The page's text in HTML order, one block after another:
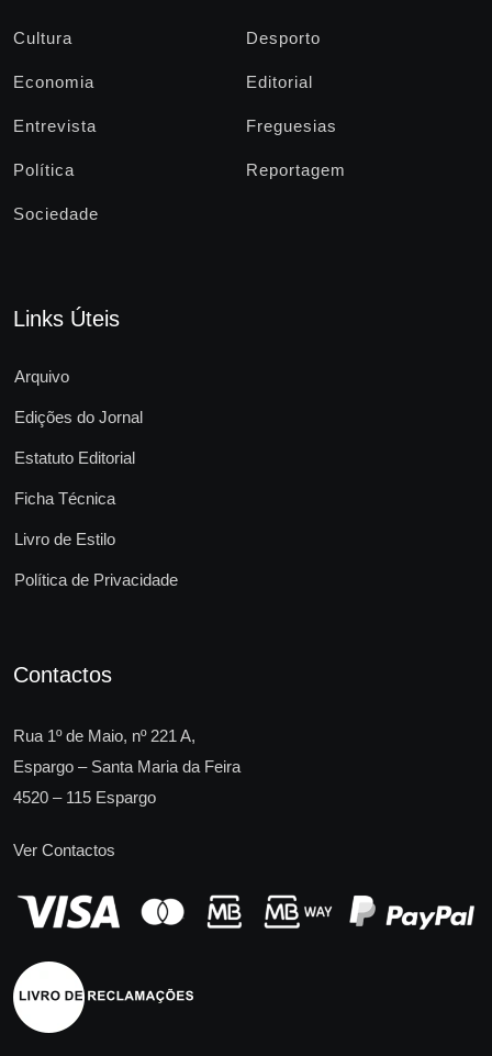
Cultura Desporto
Economia Editorial
Entrevista Freguesias
Política Reportagem
Sociedade
Links Úteis
Arquivo
Edições do Jornal
Estatuto Editorial
Ficha Técnica
Livro de Estilo
Política de Privacidade
Contactos
Rua 1º de Maio, nº 221 A,
Espargo – Santa Maria da Feira
4520 – 115 Espargo
Ver Contactos